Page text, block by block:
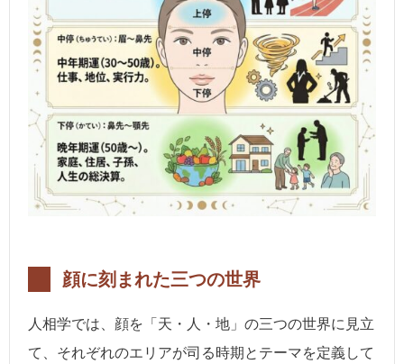
顔に刻まれた三つの世界
人相学では、顔を「天・人・地」の三つの世界に見立
て、それぞれのエリアが司る時期とテーマを定義して